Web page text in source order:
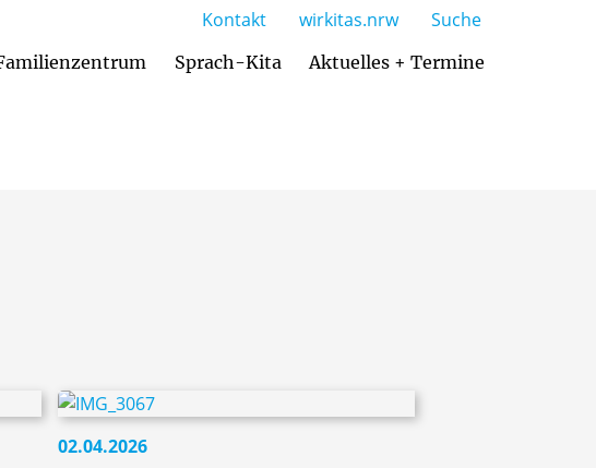
Sprach-Kita Aktuelles + Termine
Kontakt wirkitas.nrw Suche
02.04.2026